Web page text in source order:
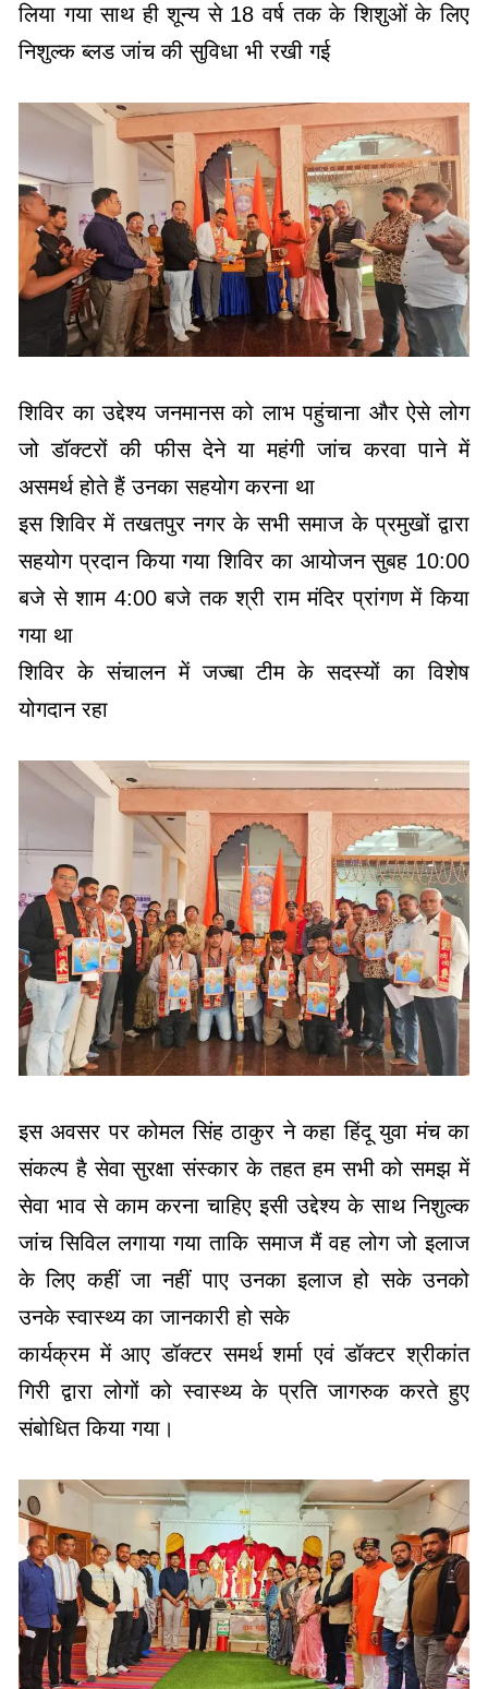
शिविर का उद्देश्य जनमानस को लाभ पहुंचाना और ऐसे लोग
असमर्थ होते हैं उनका सहयोग करना था
इस शिविर में तखतपुर नगर के सभी समाज के प्रमुखों द्वारा
सहयोग प्रदान किया गया शिविर का आयोजन सुबह 10:00
बजे से शाम 4:00 बजे तक श्री राम मंदिर प्रांगण में किया
गया था
शिविर के संचालन में जज्बा टीम के सदस्यों का विशेष
योगदान रहा
इस अवसर पर कोमल सिंह ठाकुर ने कहा हिंदू युवा मंच का
सेवा भाव से काम करना चाहिए इसी उद्देश्य के साथ निशुल्क
जांच सिविल लगाया गया ताकि समाज मैं वह लोग जो इलाज
के लिए कहीं जा नहीं पाए उनका इलाज हो सके उनको
उनके स्वास्थ्य का जानकारी हो सके
कार्यक्रम में आए डॉक्टर समर्थ शर्मा एवं डॉक्टर श्रीकांत
गिरी द्वारा लोगों को स्वास्थ्य के प्रति जागरुक करते हुए
संबोधित किया गया।